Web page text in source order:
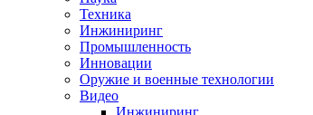
Техника
Инжиниринг
Промышленность
Инновации
Оружие и военные технологии
Видео